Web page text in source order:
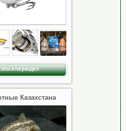
на раздел
Казахстана